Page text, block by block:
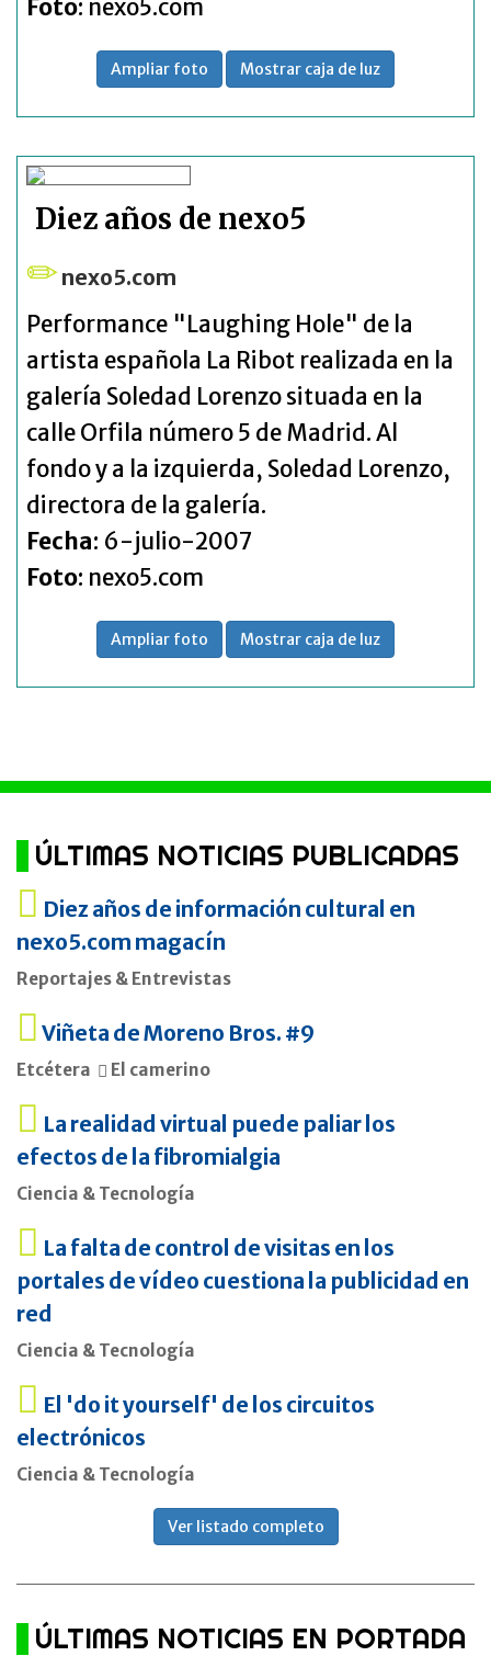
Foto: nexo5.com
Ampliar foto Mostrar caja de luz
Diez años de nexo5
nexo5.com
Performance "Laughing Hole" de la
artista española La Ribot realizada en la
galería Soledad Lorenzo situada en la
calle Orfila número 5 de Madrid. Al
fondo y a la izquierda, Soledad Lorenzo,
directora de la galería.
Fecha: 6-julio-2007
Foto: nexo5.com
Ampliar foto Mostrar caja de luz
ÚLTIMAS NOTICIAS PUBLICADAS
Diez años de información cultural en
nexo5.com magacín
Reportajes & Entrevistas
Viñeta de Moreno Bros. #9
Etcétera El camerino
La realidad virtual puede paliar los
efectos de la fibromialgia
Ciencia & Tecnología
La falta de control de visitas en los
portales de vídeo cuestiona la publicidad en
red
Ciencia & Tecnología
El 'do it yourself' de los circuitos
electrónicos
Ciencia & Tecnología
Ver listado completo
ÚLTIMAS NOTICIAS EN PORTADA